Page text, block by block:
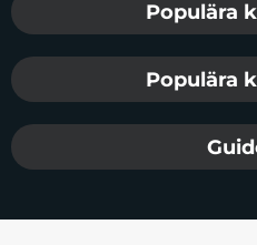
Populära
Populära